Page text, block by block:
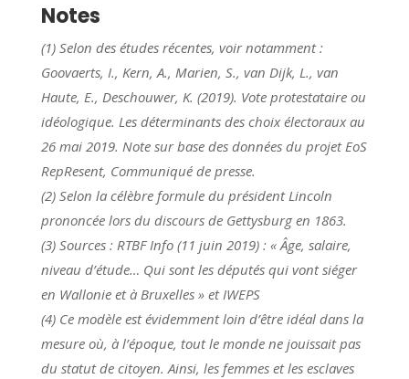
Notes
(1) Selon des études récentes, voir notamment :
Goovaerts, I., Kern, A., Marien, S., van Dijk, L., van
Haute, E., Deschouwer, K. (2019). Vote protestataire ou
idéologique. Les déterminants des choix électoraux au
26 mai 2019. Note sur base des données du projet EoS
RepResent, Communiqué de presse.
(2) Selon la célèbre formule du président Lincoln
prononcée lors du discours de Gettysburg en 1863.
(3) Sources : RTBF Info (11 juin 2019) : « Âge, salaire,
niveau d’étude… Qui sont les députés qui vont siéger
en Wallonie et à Bruxelles » et IWEPS
(4) Ce modèle est évidemment loin d’être idéal dans la
mesure où, à l’époque, tout le monde ne jouissait pas
du statut de citoyen. Ainsi, les femmes et les esclaves